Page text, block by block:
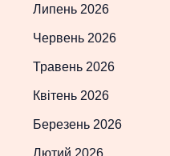
Липень 2026
Червень 2026
Травень 2026
Квітень 2026
Березень 2026